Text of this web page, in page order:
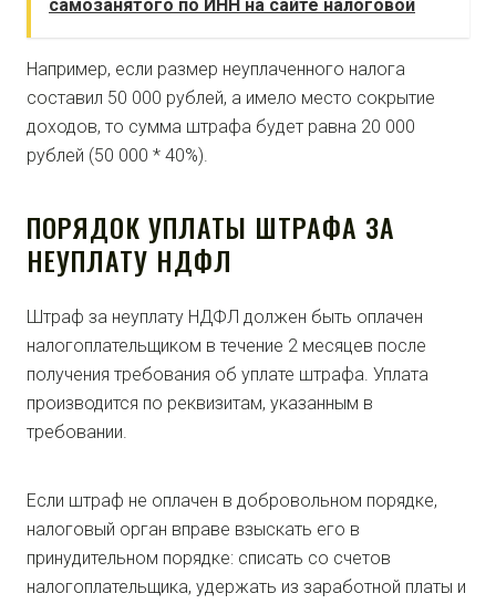
самозанятого по ИНН на сайте налоговой
Например, если размер неуплаченного налога
составил 50 000 рублей, а имело место сокрытие
доходов, то сумма штрафа будет равна 20 000
рублей (50 000 * 40%).
ПОРЯДОК УПЛАТЫ ШТРАФА ЗА
НЕУПЛАТУ НДФЛ
Штраф за неуплату НДФЛ должен быть оплачен
налогоплательщиком в течение 2 месяцев после
получения требования об уплате штрафа. Уплата
производится по реквизитам, указанным в
требовании.
Если штраф не оплачен в добровольном порядке,
налоговый орган вправе взыскать его в
принудительном порядке: списать со счетов
налогоплательщика, удержать из заработной платы и